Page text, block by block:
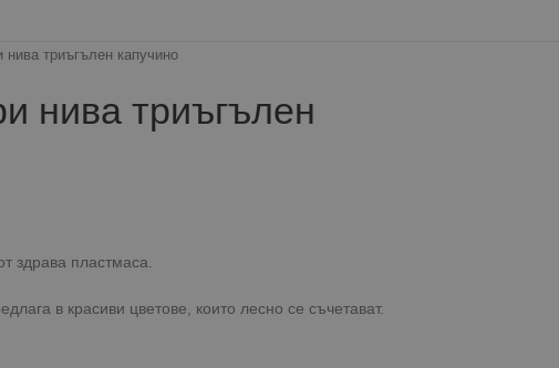
нива триъгълен капучино
нива триъгълен
здрава пластмаса.
в красиви цветове, които лесно се съчетават.